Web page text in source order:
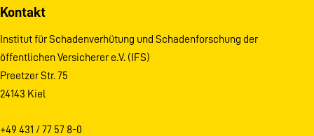
Kontakt
Institut für Schadenverhütung und Schadenforschung der
öffentlichen Versicherer e.V. (IFS)
Preetzer Str. 75
24143 Kiel
+49 431 / 77 57 8-0